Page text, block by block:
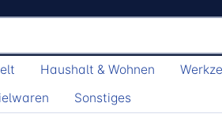
Haushalt & Wohnen
Sonstiges